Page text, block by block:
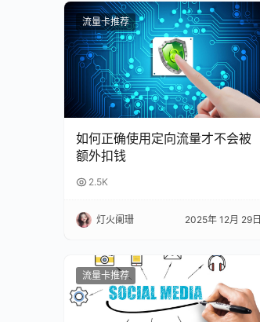
流量卡推荐
如何正确使用定向流量才不会被
额外扣钱
2.5K
灯火阑珊 2025年 12月 29日
流量卡推荐